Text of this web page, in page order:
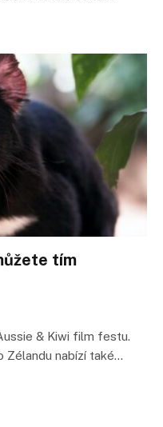
tím
& Kiwi film festu.
Zélandu nabízí také…